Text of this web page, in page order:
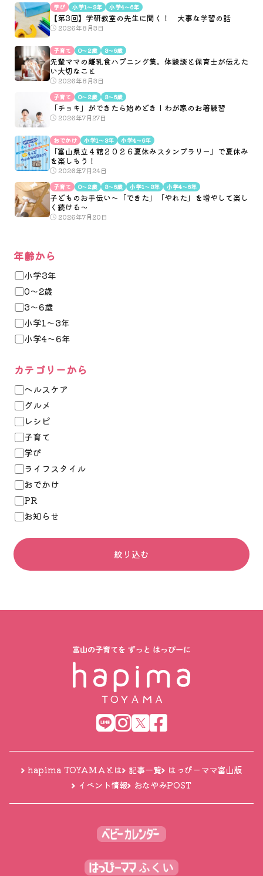
学び 小学1〜3年 小学4〜6年
【第3回】学研教室の先生に聞く！ 大事な学習の話
2026年8月3日
子育て 0〜2歳 3〜6歳
先輩ママの離乳食ハプニング集。体験談と保育士が伝えた
い大切なこと
2026年8月3日
子育て 0〜2歳 3〜6歳
「チョキ」ができたら始めどき！わが家のお箸練習
2026年7月27日
おでかけ 小学1〜3年 小学4〜6年
「富山県立４館２０２６夏休みスタンプラリー」で夏休み
を楽しもう！
2026年7月24日
子育て 0〜2歳 3〜6歳 小学1〜3年 小学4〜6年
子どものお手伝い～「できた」「やれた」を増やして楽し
く続ける～
2026年7月20日
年齢から
小学3年
0〜2歳
3〜6歳
小学1〜3年
小学4〜6年
カテゴリーから
ヘルスケア
グルメ
レシピ
子育て
学び
ライフスタイル
おでかけ
PR
お知らせ
絞り込む
hapima TOYAMAとは 記事一覧
はっぴーママ富山版
イベント情報
おなやみPOST